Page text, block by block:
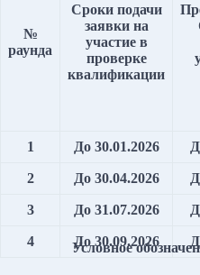
№
раунда
Сроки подачи
заявки на
участие в
проверке
квалификации
1 До 30.01.2026
2 До 30.04.2026
3 До 31.07.2026
4 До 30.09.2026
Условное